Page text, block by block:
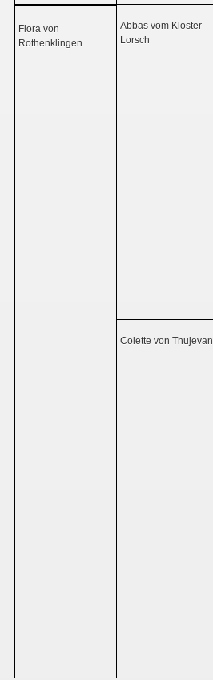
Flora von
Rothenklingen
Abbas vom Kloster
Lorsch
Colette von Thujevan